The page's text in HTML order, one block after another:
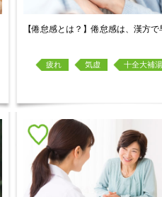
【倦怠感とは？】倦怠感は、漢方
十全大補湯
気虚
疲れ